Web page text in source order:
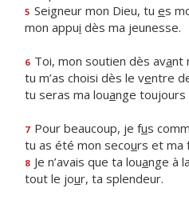
5 Seigneur mon Dieu, tu es
mon appui dès ma jeunesse.
6 Toi, mon soutien dès avant
tu m’as choisi dès le ventre
tu seras ma louange toujours
7 Pour beaucoup, je fus
tu as été mon secours et ma
8 Je n’avais que ta louange à
tout le jour, ta splendeur.